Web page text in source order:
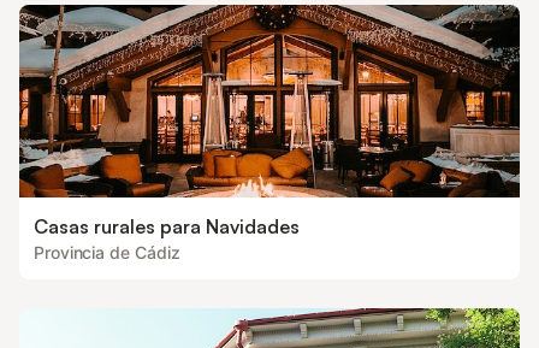
Casas rurales para Navidades
Provincia de Cádiz